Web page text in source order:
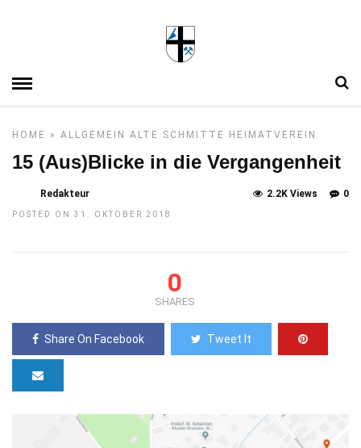
HOME » ALLGEMEIN ALTE SCHMITTE HEIMATVEREIN
15 (Aus)Blicke in die Vergangenheit
Redakteur
POSTED ON 31. OKTOBER 2018
0
2.2K Views
0
SHARES
Share On Facebook Tweet It